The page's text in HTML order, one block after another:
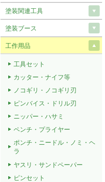
塗装関連工具
塗装ブース
工作用品
工具セット
カッター・ナイフ等
ノコギリ・ノコギリ刃
ピンバイス・ドリル刃
ニッパー・ハサミ
ペンチ・プライヤー
ポンチ・ニードル・ノミ・ヘ
ラ
ヤスリ・サンドペーパー
ピンセット